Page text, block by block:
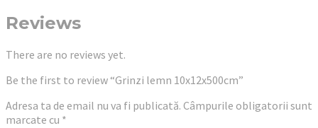
Reviews
There are no reviews yet.
Be the first to review “Grinzi lemn 10x12x500cm”
Adresa ta de email nu va fi publicată. Câmpurile obligatorii sunt
marcate cu *